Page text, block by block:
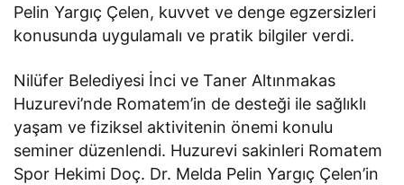
Pelin Yargıç Çelen, kuvvet ve denge egzersizleri
konusunda uygulamalı ve pratik bilgiler verdi.
Nilüfer Belediyesi İnci ve Taner Altınmakas
Huzurevi’nde Romatem’in de desteği ile sağlıklı
yaşam ve fiziksel aktivitenin önemi konulu
seminer düzenlendi. Huzurevi sakinleri Romatem
Spor Hekimi Doç. Dr. Melda Pelin Yargıç Çelen’in